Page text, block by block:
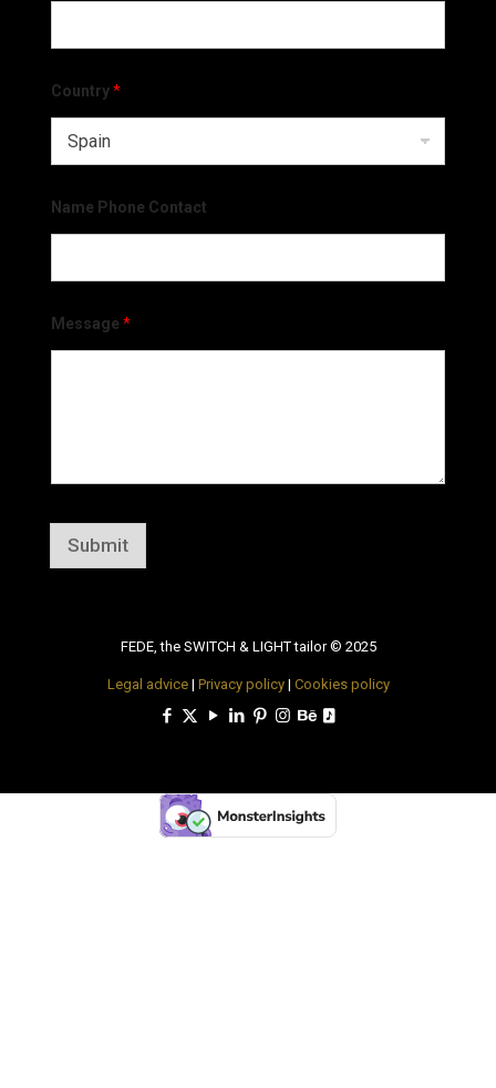
Country*
Name Phone Contact
Message *
Submit
FEDE, the SWITCH & LIGHT tailor © 2025
Legal advice| Privacy policy| Cookies policy